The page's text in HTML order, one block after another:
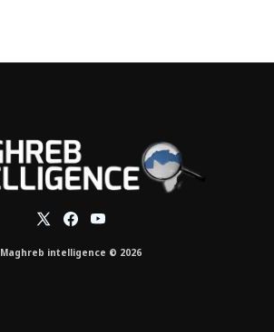
Maghreb intelligence © 2026